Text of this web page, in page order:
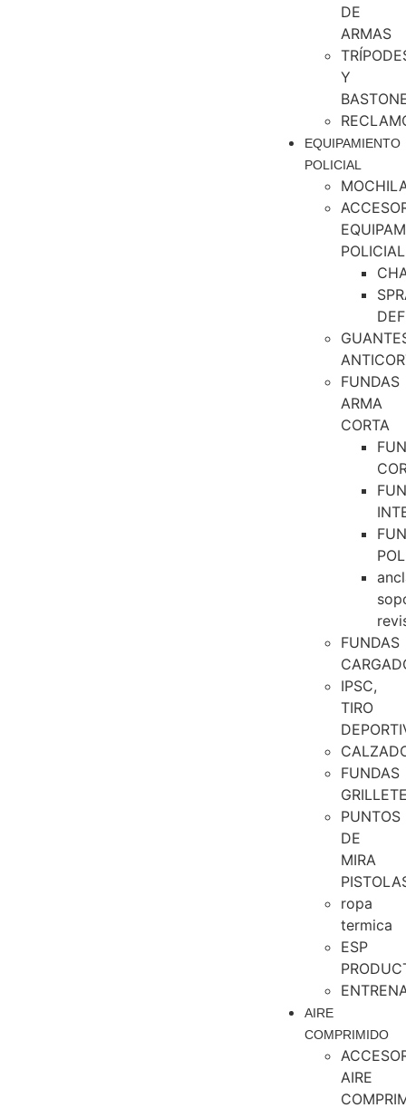
DE
ARMAS
Y
EQUIPAMIENTO
POLICIAL
POLICIAL
FUNDAS
ARMA
CORTA
FUNDAS
IPSC,
TIRO
FUNDAS
PUNTOS
DE
MIRA
ropa
termica
ESP
AIRE
COMPRIMIDO
AIRE